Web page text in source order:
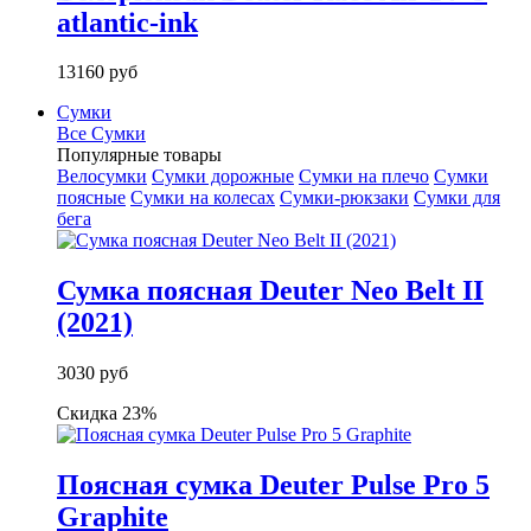
atlantic-ink
13160 руб
Сумки
Все Сумки
Популярные товары
Велосумки Сумки дорожные Сумки на плечо Сумки
поясные Сумки на колесах Сумки-рюкзаки Сумки для
бега
Сумка поясная Deuter Neo Belt II
(2021)
3030 руб
Скидка 23%
Поясная сумка Deuter Pulse Pro 5
Graphite